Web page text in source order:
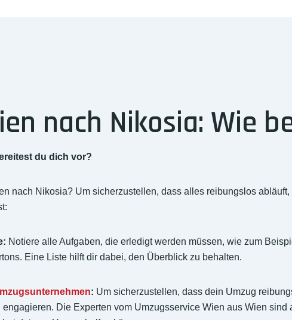
nach Nikosia: Wie
du dich vor?
nach Nikosia? Um sicherzustellen, dass alles reibungslos
Notiere alle Aufgaben, die erledigt werden müssen, wie zum
Eine Liste hilft dir dabei, den Überblick zu behalten.
: Um sicherzustellen, dass dein Umzug
Die Experten vom Umzugsservice Wien aus Wien